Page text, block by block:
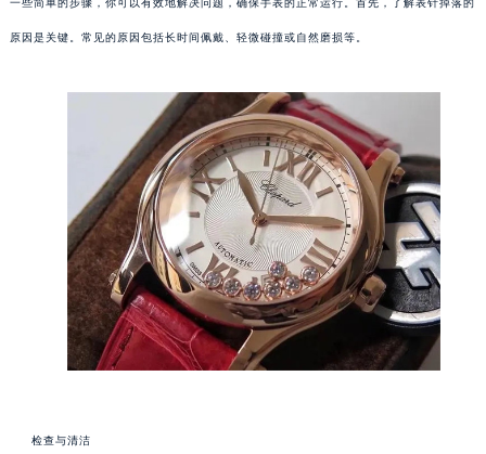
一些简单的步骤，你可以有效地解决问题，确保手表的正常运行。首先，了解表针掉落的
原因是关键。常见的原因包括长时间佩戴、轻微碰撞或自然磨损等。
检查与清洁